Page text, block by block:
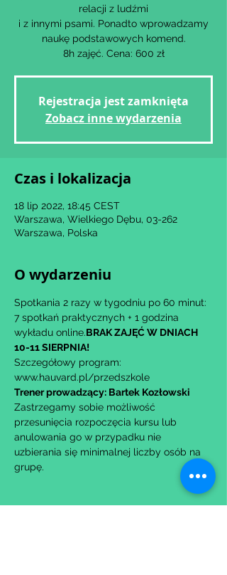
relacji z ludźmi
i z innymi psami. Ponadto wprowadzamy
naukę podstawowych komend.
8h zajęć. Cena: 600 zł
Rejestracja jest zamknięta
Zobacz inne wydarzenia
Czas i lokalizacja
18 lip 2022, 18:45 CEST
Warszawa, Wielkiego Dębu, 03-262
Warszawa, Polska
O wydarzeniu
Spotkania 2 razy w tygodniu po 60 minut:
7 spotkań praktycznych + 1 godzina
wykładu online.BRAK ZAJĘĆ W DNIACH
10-11 SIERPNIA!
Szczegółowy program:
www.hauvard.pl/przedszkole
Trener prowadzący: Bartek Kozłowski
Zastrzegamy sobie możliwość
przesunięcia rozpoczęcia kursu lub
anulowania go w przypadku nie
uzbierania się minimalnej liczby osób na
grupę.